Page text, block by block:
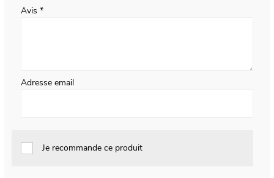
Avis
Adresse email
Je recommande ce produit